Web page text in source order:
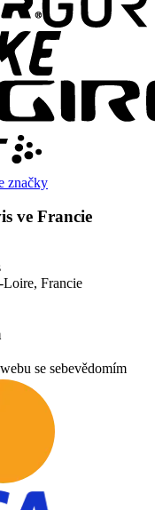
značky
ve Francie
Francie
se sebevědomím